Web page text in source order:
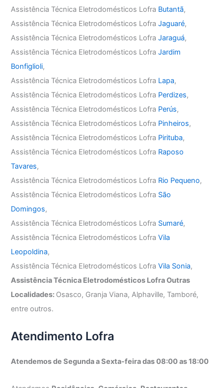
Assistência Técnica Eletrodomésticos Lofra Butantã,
Assistência Técnica Eletrodomésticos LofraJaguaré,
Assistência Técnica Eletrodomésticos LofraJaraguá,
Assistência Técnica Eletrodomésticos LofraJardim
Bonfiglioli,
Assistência Técnica Eletrodomésticos Lofra Lapa,
Assistência Técnica Eletrodomésticos Lofra Perdizes,
Assistência Técnica Eletrodomésticos Lofra Perús,
Assistência Técnica Eletrodomésticos Lofra Pinheiros,
Assistência Técnica Eletrodomésticos Lofra Pirituba,
Assistência Técnica Eletrodomésticos Lofra Raposo
Tavares,
Assistência Técnica Eletrodomésticos Lofra Rio Pequeno,
Assistência Técnica Eletrodomésticos Lofra São
Domingos,
Assistência Técnica Eletrodomésticos Lofra Sumaré,
Assistência Técnica Eletrodomésticos LofraVila
Leopoldina,
Assistência Técnica Eletrodomésticos LofraVila Sonia,
Assistência Técnica Eletrodomésticos Lofra Outras
Localidades: Osasco, Granja Viana, Alphaville, Tamboré,
entre outros.
Atendimento Lofra
Atendemos de Segunda a Sexta-feira das 08:00 as 18:00